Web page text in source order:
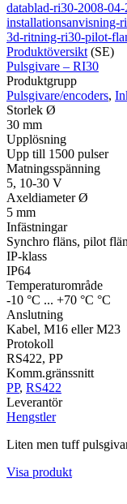
datablad-ri30-2008-
installationsanvisning-
3d-ritning-ri30-pilot-
Produktöversikt (SE)
Pulsgivare – RI30
Produktgrupp
Pulsgivare/encoders,
Storlek Ø
30 mm
Upplösning
Upp till 1500 pulser
Matningsspänning
5, 10-30 V
Axeldiameter Ø
5 mm
Infästningar
Synchro fläns, pilot
IP-klass
IP64
Temperaturområde
-10 °C ... +70 °C °C
Anslutning
Kabel, M16 eller M23
Protokoll
RS422, PP
Komm.gränssnitt
PP, RS422
Leverantör
Hengstler
Liten men tuff
Visa produkt